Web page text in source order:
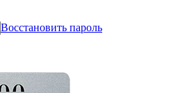
Восстановить пароль